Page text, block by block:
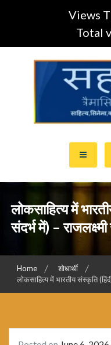
Views
Total
सहचर ई-
लोकसाहित्य में
संदर्भ में) –
Home
शोधार्थी
लोकसाहित्य में भारतीय संस्कृति